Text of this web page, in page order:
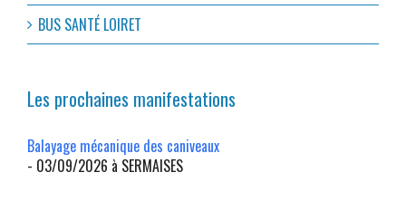
BUS SANTÉ LOIRET
Les prochaines manifestations
Balayage mécanique des caniveaux
- 03/09/2026 à SERMAISES